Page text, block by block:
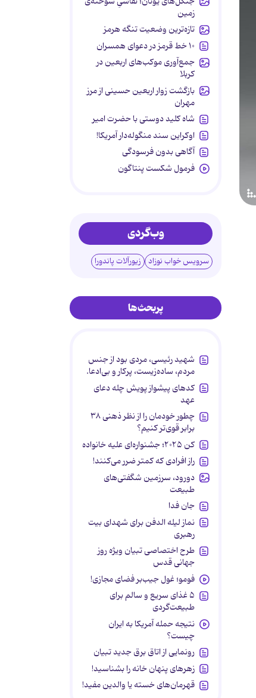
زمین
تازه‌ترین وضعیت تنگه هرمز
۱۰ خط قرمز در دعوای همسران
جمع‌آوری موکب‌های اربعین در
کربلا
بازگشت زوار اربعین حسینی از مرز
مهران
شاه کلید دوستی با حضرت امیر
اوکراین سند منگوله‌دار آمریکا!
آگاهی بدون فرسودگی
فرمول شکست پنتاگون
وب‌گردی
سرویس خواب نوزاد زیورآلات پاندورا
پربحث‌ها
شهید رئیسی، مردی بود از جنس
مردم، ساده‌زیست، پرکار و بی‌ادعا.
کدهای پیشواز پویش چله دعای
عهد
چطور خودمان را از نظر ذهنی ۳۸
برابر قوی‌تر کنیم؟
کن ۲۰۲۵؛ جشنواره‌ای علیه خانواده
راز افرادی که کمتر ضرر می‌کنند!
دورود، سرزمین شگفتی‌های
طبیعت
جان فدا
نماز لیله الدفن برای شهدای بیت
رهبری
طرح اختصاصی تبیان ویژه روز
جهانی قدس
فومو؛ غول جیب‌بر فضای مجازی!
۵ غذای سریع و سالم برای
طبیعت‌گردی
نتیجه حمله آمریکا به ایران
چیست؟
رونمایی از اتاق برق جدید تبیان
زهرهای پنهان خانه را بشناسید!
قهرمان‌های خسته یا والدین مفید!